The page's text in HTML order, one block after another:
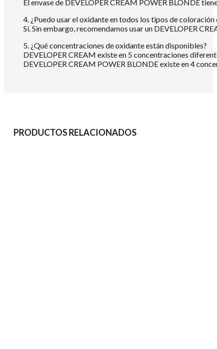
El envase de DEVELOPER CREAM POWER BLONDE
4. ¿Puedo usar el oxidante en todos los tipos de
Sí. Sin embargo, recomendamos usar un DEVELOPER
5. ¿Qué concentraciones de oxidante están disponibles?
DEVELOPER CREAM existe en 5 concentraciones
DEVELOPER CREAM POWER BLONDE existe en 4
PRODUCTOS RELACIONADOS